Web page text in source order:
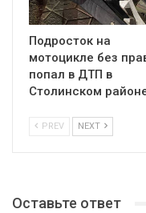
Подросток на
мотоцикле без
попал в ДТП в
Столинском
PREV NEXT
Оставьте ответ